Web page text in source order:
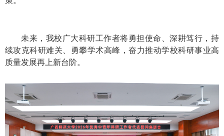
未来，我校广大科研工作者将勇担使命、深耕笃行，持
续攻克科研难关、勇攀学术高峰，奋力推动学校科研事业高
质量发展再上新台阶。